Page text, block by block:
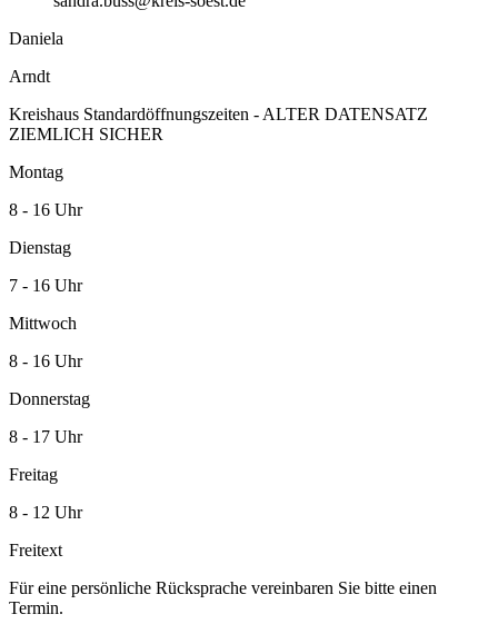
Daniela
Arndt
Kreishaus Standardöffnungszeiten - ALTER DATENSATZ
ZIEMLICH SICHER
Montag
8 - 16 Uhr
Dienstag
7 - 16 Uhr
Mittwoch
8 - 16 Uhr
Donnerstag
8 - 17 Uhr
Freitag
8 - 12 Uhr
Freitext
Für eine persönliche Rücksprache vereinbaren Sie bitte einen
Termin.